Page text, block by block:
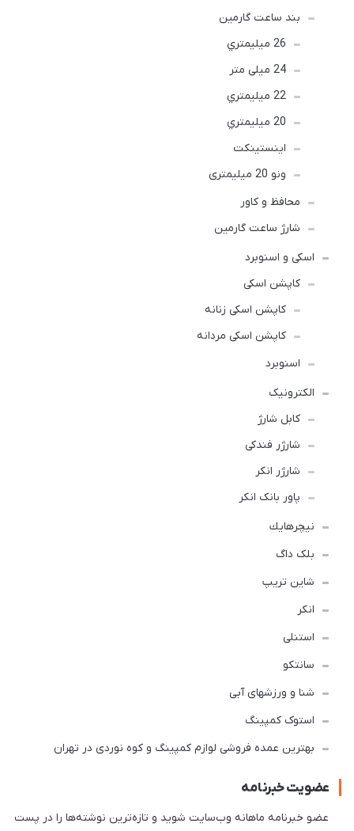
بند ساعت گارمین
26 ميليمتري
24 میلی متر
22 ميليمتري
20 ميليمتري
اينستينكت
ونو 20 میلیمتری
محافظ و کاور
شارژ ساعت گارمین
اسکی و اسنوبرد
کاپشن اسکی
کاپشن اسکی زنانه
کاپشن اسکی مردانه
اسنوبرد
الکترونیک
کابل شارژ
شارژر فندکی
شارژر انکر
پاور بانک انکر
نيچرهايك
بلک داگ
شاین تریپ
انکر
استنلی
سانتکو
شنا و ورزشهای آبی
استوک کمپینگ
بهترین عمده فروشی لوازم کمپینگ و کوه نوردی در تهران
عضویت خبرنامه
عضو خبرنامه ماهانه وب‌سایت شوید و تازه‌ترین نوشته‌ها را در پست